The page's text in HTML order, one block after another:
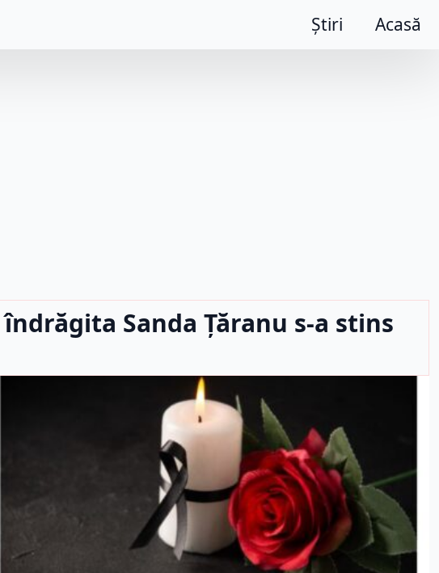
Știri Acasă
Sanda Țăranu s-a stins